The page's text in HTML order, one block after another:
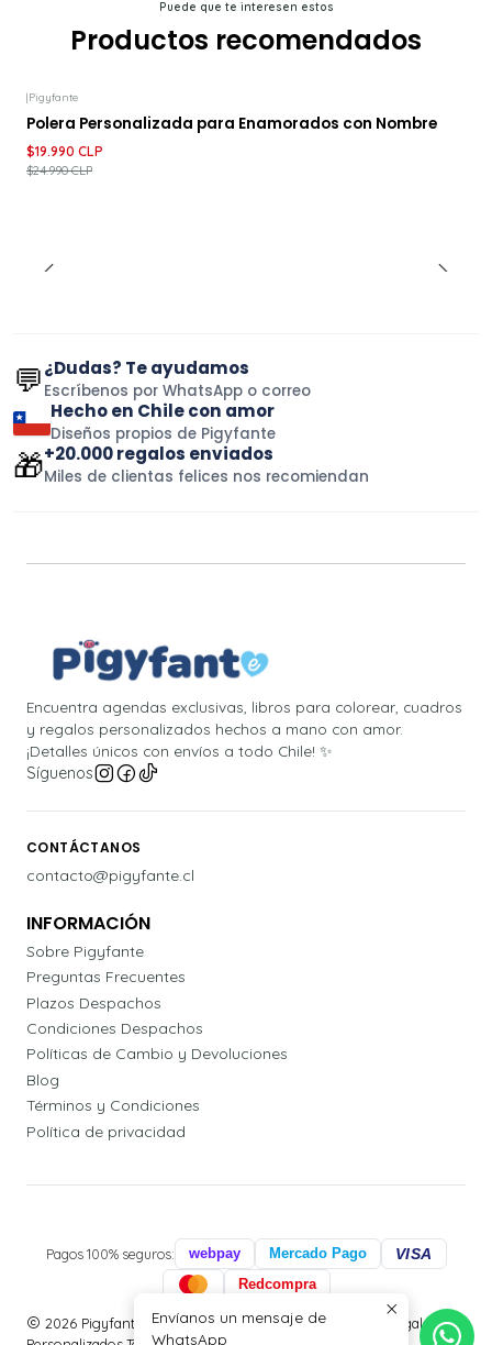
Puede que te interesen estos
Productos recomendados
-20%DESCUENTO
|Pigyfante
Polera Personalizada para Enamorados con Nombre
$19.990 CLP
$24.990 CLP
💬¿Dudas? Te ayudamos
Escríbenos por WhatsApp o correo
Hecho en Chile con amor
Diseños propios de Pigyfante
🎁+20.000 regalos enviados
Miles de clientas felices nos recomiendan
Encuentra agendas exclusivas, libros para colorear, cuadros
y regalos personalizados hechos a mano con amor.
¡Detalles únicos con envíos a todo Chile! ✨
Síguenos
CONTÁCTANOS
contacto@pigyfante.cl
INFORMACIÓN
Sobre Pigyfante
Preguntas Frecuentes
Plazos Despachos
Condiciones Despachos
Políticas de Cambio y Devoluciones
Blog
Términos y Condiciones
Política de privacidad
Pagos 100% seguros: webpay Mercado Pago VISA
Redcompra
2026 Pigyfante | Papelería, Agendas Profesionales y Regalos
Envíanos un mensaje de
WhatsApp